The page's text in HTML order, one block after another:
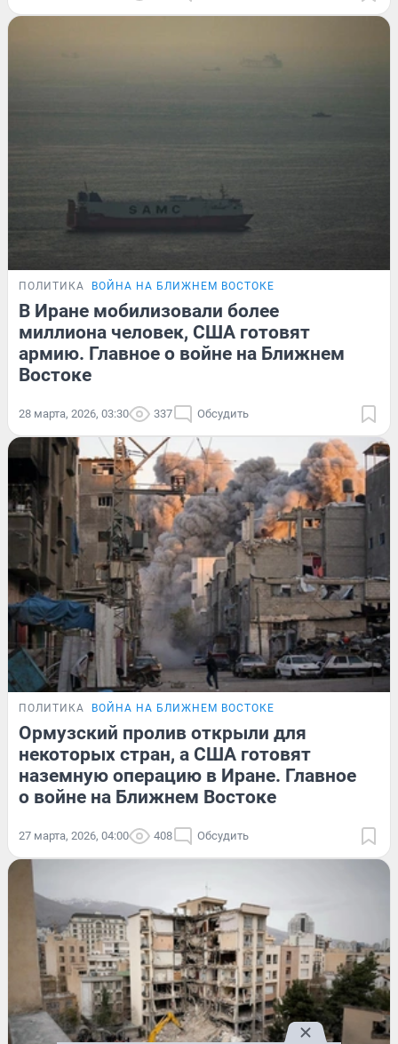
ПОЛИТИКА ВОЙНА НА БЛИЖНЕМ ВОСТОКЕ
В Иране мобилизовали более
миллиона человек, США готовят
армию. Главное о войне на Ближнем
Востоке
28 марта, 2026, 03:30 337 Обсудить
ПОЛИТИКА ВОЙНА НА БЛИЖНЕМ ВОСТОКЕ
Ормузский пролив открыли для
некоторых стран, а США готовят
наземную операцию в Иране. Главное
о войне на Ближнем Востоке
27 марта, 2026, 04:00 408 Обсудить